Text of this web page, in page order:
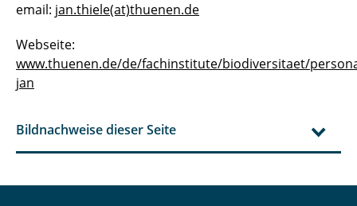
email: jan.thiele(at)thuenen.de
Webseite:
www.thuenen.de/de/fachinstitute/biodiversitaet/
jan
Bildnachweise dieser Seite